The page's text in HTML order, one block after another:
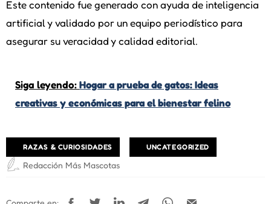
Este contenido fue generado con ayuda de inteligencia
artificial y validado por un equipo periodístico para
asegurar su veracidad y calidad editorial.
Siga leyendo:Hogar a prueba de gatos: Ideas
creativas y económicas para el bienestar felino
RAZAS & CURIOSIDADES UNCATEGORIZED
Redacción Más Mascotas